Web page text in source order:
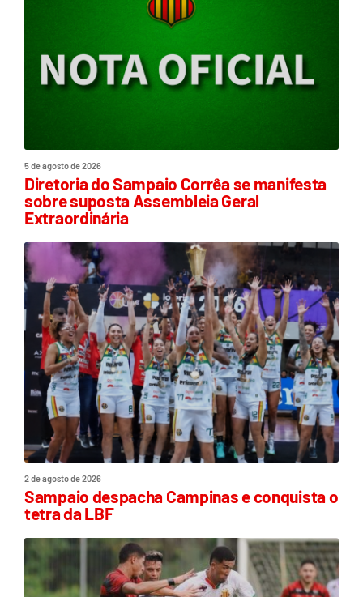
5 de agosto de 2026
Diretoria do Sampaio Corrêa se manifesta
sobre suposta Assembleia Geral
Extraordinária
2 de agosto de 2026
Sampaio despacha Campinas e conquista o
tetra da LBF